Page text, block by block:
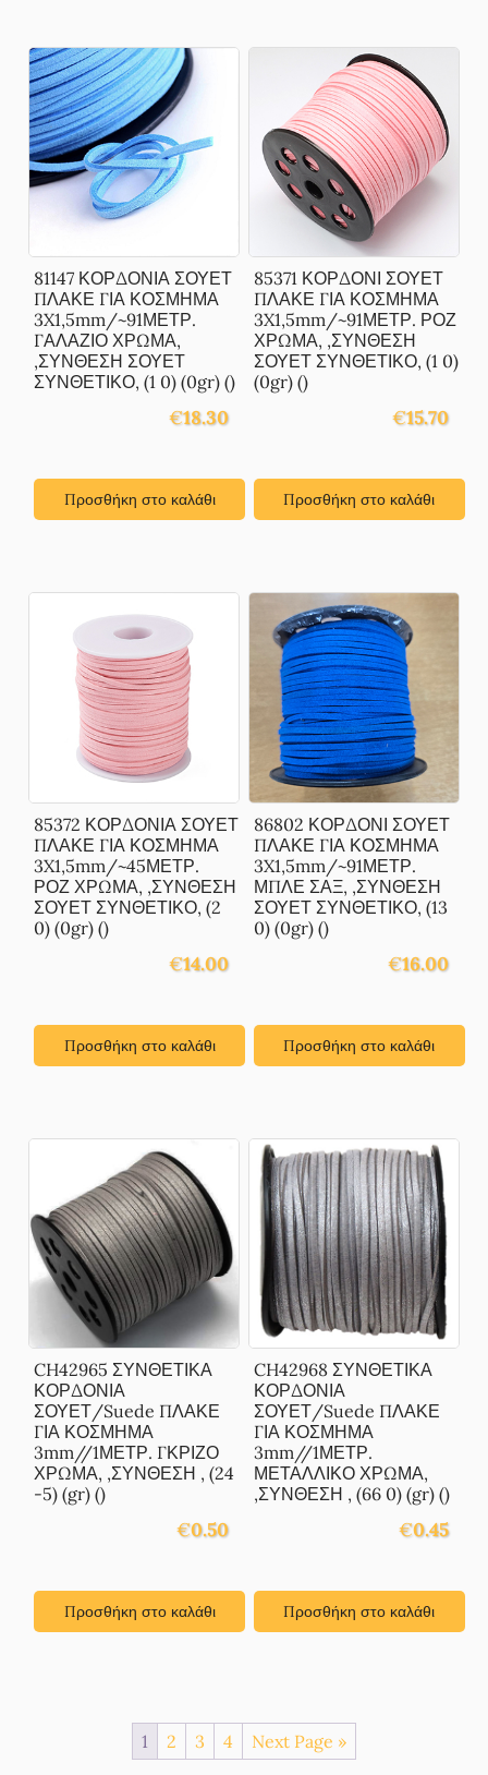
81147 ΚΟΡΔΟΝΙΑ ΣΟΥΕΤ
ΠΛΑΚΕ ΓΙΑ ΚΟΣΜΗΜΑ
3X1,5mm/~91ΜΕΤΡ.
ΓΑΛΑΖΙΟ ΧΡΩΜΑ,
,ΣΥΝΘΕΣΗ ΣΟΥΕΤ
ΣΥΝΘΕΤΙΚΟ, (1 0) (0gr) ()
€18.30
Προσθήκη στο καλάθι
85371 ΚΟΡΔΟΝΙ ΣΟΥΕΤ
ΠΛΑΚΕ ΓΙΑ ΚΟΣΜΗΜΑ
3X1,5mm/~91ΜΕΤΡ. ΡΟΖ
ΧΡΩΜΑ, ,ΣΥΝΘΕΣΗ
ΣΟΥΕΤ ΣΥΝΘΕΤΙΚΟ, (1 0)
(0gr) ()
€15.70
Προσθήκη στο καλάθι
85372 ΚΟΡΔΟΝΙΑ ΣΟΥΕΤ
ΠΛΑΚΕ ΓΙΑ ΚΟΣΜΗΜΑ
3X1,5mm/~45ΜΕΤΡ.
ΡΟΖ ΧΡΩΜΑ, ,ΣΥΝΘΕΣΗ
ΣΟΥΕΤ ΣΥΝΘΕΤΙΚΟ, (2
0) (0gr) ()
€14.00
Προσθήκη στο καλάθι
86802 ΚΟΡΔΟΝΙ ΣΟΥΕΤ
ΠΛΑΚΕ ΓΙΑ ΚΟΣΜΗΜΑ
3X1,5mm/~91ΜΕΤΡ.
ΜΠΛΕ ΣΑΞ, ,ΣΥΝΘΕΣΗ
ΣΟΥΕΤ ΣΥΝΘΕΤΙΚΟ, (13
0) (0gr) ()
€16.00
Προσθήκη στο καλάθι
CH42965 ΣΥΝΘΕΤΙΚΑ
ΚΟΡΔΟΝΙΑ
ΣΟΥΕΤ/Suede ΠΛΑΚΕ
ΓΙΑ ΚΟΣΜΗΜΑ
3mm//1ΜΕΤΡ. ΓΚΡΙΖΟ
ΧΡΩΜΑ, ,ΣΥΝΘΕΣΗ , (24
-5) (gr) ()
€0.50
Προσθήκη στο καλάθι
CH42968 ΣΥΝΘΕΤΙΚΑ
ΚΟΡΔΟΝΙΑ
ΣΟΥΕΤ/Suede ΠΛΑΚΕ
ΓΙΑ ΚΟΣΜΗΜΑ
3mm//1ΜΕΤΡ.
ΜΕΤΑΛΛΙΚΟ ΧΡΩΜΑ,
,ΣΥΝΘΕΣΗ , (66 0) (gr) ()
€0.45
Προσθήκη στο καλάθι
1 2 3 4 Next Page »